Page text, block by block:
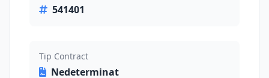
541401
Tip Contract
Nedeterminat